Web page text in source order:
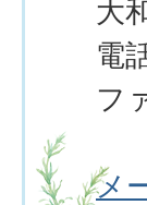
大
電
フ
メ